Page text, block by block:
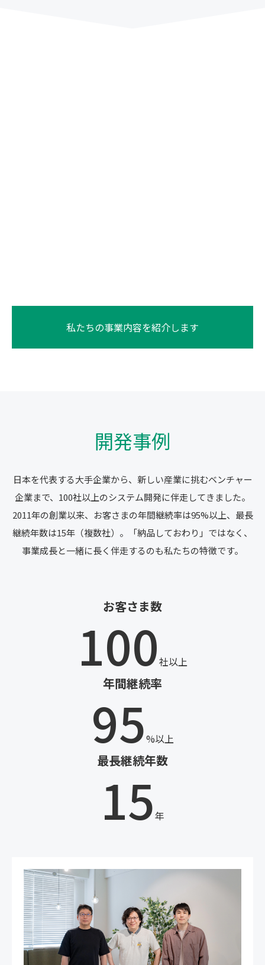
私たちの事業内容を紹介します
開発事例
日本を代表する大手企業から、新しい産業に挑むベンチャー
企業まで、100社以上のシステム開発に伴走してきました。
2011年の創業以来、お客さまの年間継続率は95%以上、最長
継続年数は15年（複数社）。
「納品しておわり」ではなく、
事業成長と一緒に長く伴走するのも私たちの特徴です。
お客さま数
100社以上
年間継続率
95%以上
最長継続年数
15年